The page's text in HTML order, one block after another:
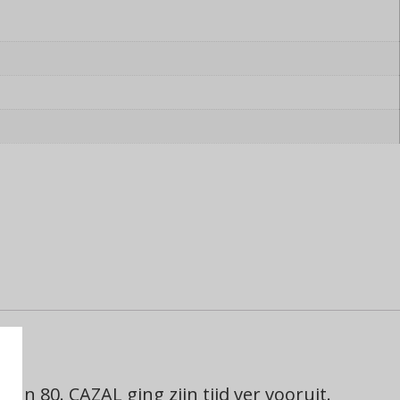
80. CAZAL ging zijn tijd ver vooruit.